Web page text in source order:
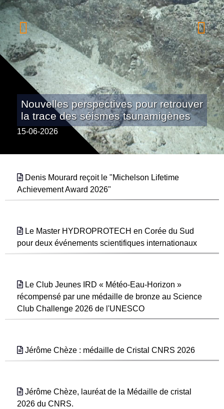
Nouvelles perspectives pour retrouver
la trace des séismes tsunamigènes
15-06-2026
Denis Mourard reçoit le "Michelson Lifetime
Achievement Award 2026"
Le Master HYDROPROTECH en Corée du Sud
pour deux événements scientifiques internationaux
Le Club Jeunes IRD « Météo-Eau-Horizon »
récompensé par une médaille de bronze au Science
Club Challenge 2026 de l'UNESCO
Jérôme Chèze : médaille de Cristal CNRS 2026
Jérôme Chèze, lauréat de la Médaille de cristal
2026 du CNRS.